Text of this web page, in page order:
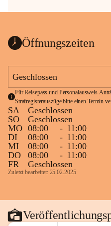
Öffnungszeiten
Geschlossen
Für Reisepass und Personalausweis
Strafregisterauszüge bitte einen Termin
SA
Geschlossen
SO
Geschlossen
MO 08:00 - 11:00
DI
08:00 - 11:00
MI
08:00 - 11:00
DO
08:00 - 11:00
FR
Geschlossen
Zuletzt bearbeitet: 25.02.2025